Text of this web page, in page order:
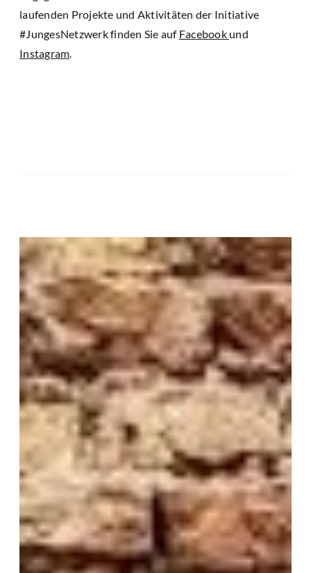
laufenden Projekte und Aktivitäten der Initiative
#JungesNetzwerk finden Sie auf Facebook und
Instagram.